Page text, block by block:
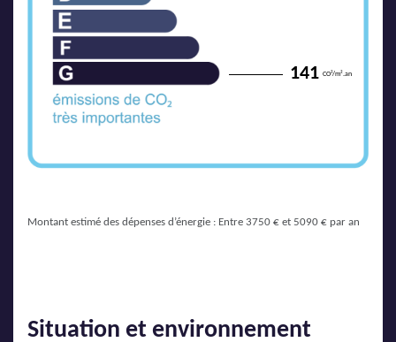
141 CO²/m².an
Montant estimé des dépenses d’énergie : Entre 3750 € et 5090 € par an
Situation et environnement